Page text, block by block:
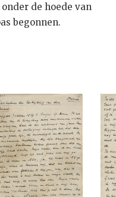
de hoede van
begonnen.